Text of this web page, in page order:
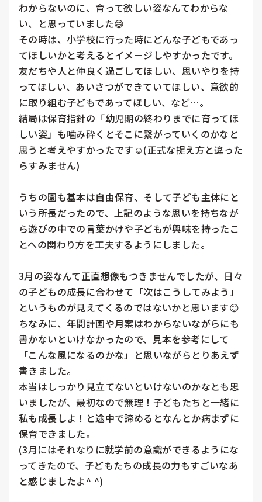
わからないのに、育って欲しい姿なんてわからな
い、と思っていました😅
その時は、小学校に行った時にどんな子どもであっ
てほしいかと考えるとイメージしやすかったです。
友だちや人と仲良く過ごしてほしい、思いやりを持
ってほしい、あいさつができていてほしい、意欲的
に取り組む子どもであってほしい、など…。
結局は保育指針の「幼児期の終わりまでに育ってほ
しい姿」も噛み砕くとそこに繋がっていくのかなと
思うと考えやすかったです☺️(正式な捉え方と違った
らすみません)
うちの園も基本は自由保育、そして子ども主体にと
いう所長だったので、上記のような思いを持ちなが
ら遊びの中での言葉かけや子どもが興味を持ったこ
とへの関わり方を工夫するようにしました。
3月の姿なんて正直想像もつきませんでしたが、日々
の子どもの成長に合わせて「次はこうしてみよう」
というものが見えてくるのではないかと思います😊
ちなみに、年間計画や月案はわからないながらにも
書かないといけなかったので、見本を参考にして
「こんな風になるのかな」と思いながらとりあえず
書きました。
本当はしっかり見立てないといけないのかなとも思
いましたが、最初なので無理！子どもたちと一緒に
私も成長しよ！と途中で諦めるとなんとか病まずに
保育できました。
(3月にはそれなりに就学前の意識ができるようにな
ってきたので、子どもたちの成長の力もすごいなあ
と感じましたよ^ ^)